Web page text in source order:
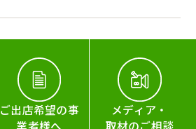
ご出店希望の事
業者様へ
メディア・
取材のご相談